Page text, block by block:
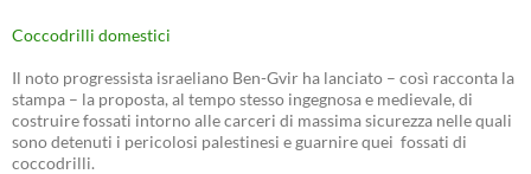
Coccodrilli domestici
Il noto progressista israeliano Ben-Gvir ha lanciato – così racconta la
stampa – la proposta, al tempo stesso ingegnosa e medievale, di
costruire fossati intorno alle carceri di massima sicurezza nelle quali
sono detenuti i pericolosi palestinesi e guarnire quei fossati di
coccodrilli.